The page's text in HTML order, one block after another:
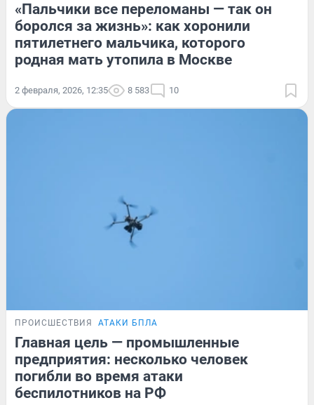
«Пальчики все переломаны — так он
боролся за жизнь»: как хоронили
пятилетнего мальчика, которого
родная мать утопила в Москве
2 февраля, 2026, 12:35 8 583 10
ПРОИСШЕСТВИЯ АТАКИ БПЛА
Главная цель — промышленные
предприятия: несколько человек
погибли во время атаки
беспилотников на РФ